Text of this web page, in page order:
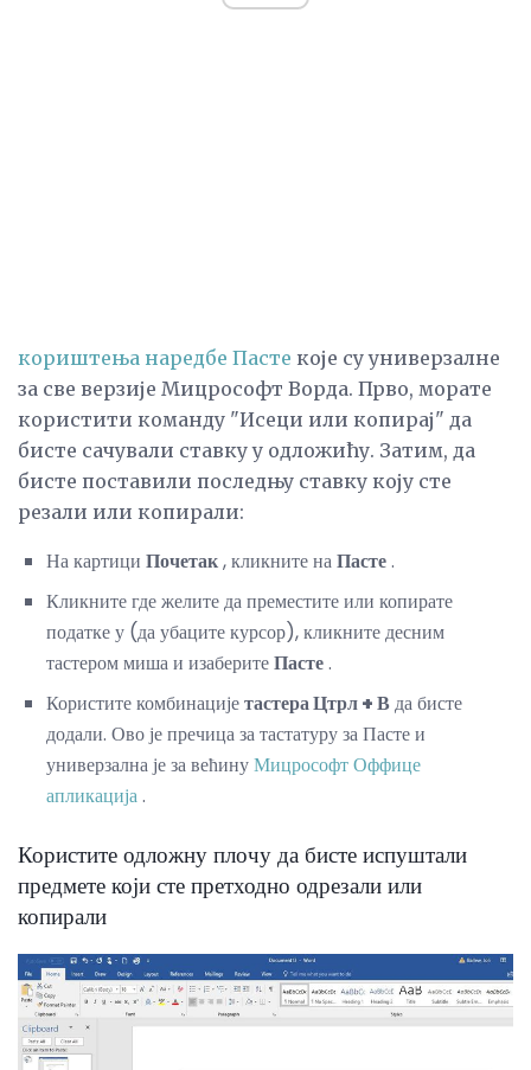
кориштења наредбе Пасте које су универзалне
за све верзије Мицрософт Ворда. Прво, морате
користити команду "Исеци или копирај" да
бисте сачували ставку у одложићу. Затим, да
бисте поставили последњу ставку коју сте
резали или копирали:
На картици Почетак, кликните наПасте.
Кликните где желите да преместите или копирате
податке у (да убаците курсор), кликните десним
тастером миша и изаберитеПасте.
Користите комбинацијетастера Цтрл + Вда бисте
додали. Ово је пречица за тастатуру за Пасте и
универзална је за већинуМицрософт Оффице
апликација.
Користите одложну плочу да бисте испуштали
предмете који сте претходно одрезали или
копирали